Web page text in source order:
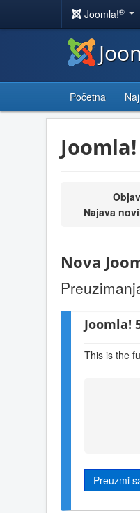
Joomla!®
Početna
Najava
Nova
Joomla!
This is the
Preuzmi